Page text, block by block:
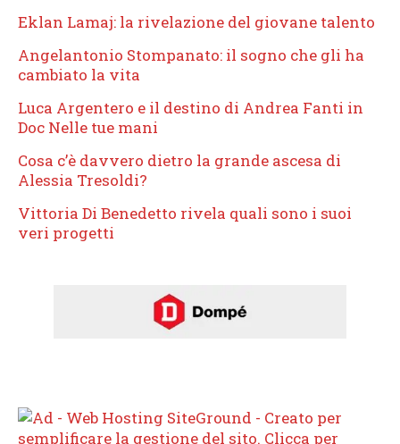
Eklan Lamaj: la rivelazione del giovane talento
Angelantonio Stompanato: il sogno che gli ha
cambiato la vita
Luca Argentero e il destino di Andrea Fanti in
Doc Nelle tue mani
Cosa c’è davvero dietro la grande ascesa di
Alessia Tresoldi?
Vittoria Di Benedetto rivela quali sono i suoi
veri progetti